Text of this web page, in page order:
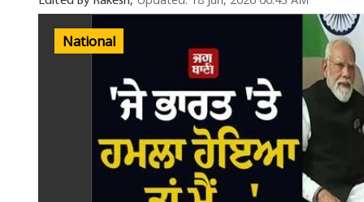
National